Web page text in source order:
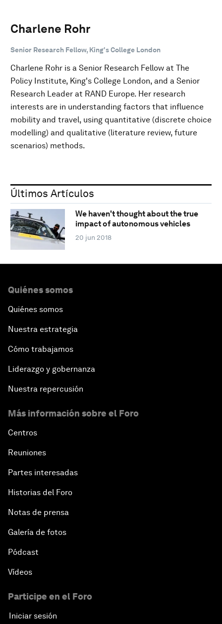
Charlene Rohr
Senior Research Fellow, King's College London
Charlene Rohr is a Senior Research Fellow at The
Policy Institute, King's College London, and a Senior
Research Leader at RAND Europe. Her research
interests are in understanding factors that influence
mobility and travel, using quantitative (discrete choice
modelling) and qualitative (literature review, future
scenarios) methods.
Últimos Artículos
We haven't thought about the true
impact of autonomous vehicles
20 jun 2018
Quiénes somos
Quiénes somos
Nuestra estrategia
Cómo trabajamos
Liderazgo y gobernanza
Nuestra repercusión
Más información sobre el Foro
Centros
Reuniones
Partes interesadas
Historias del Foro
Notas de prensa
Galería de fotos
Pódcast
Vídeos
Participe en el Foro
Iniciar sesión